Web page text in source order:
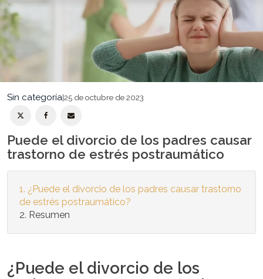
Sin categoría|25 de octubre de 2023
Puede el divorcio de los padres causar
trastorno de estrés postraumático
¿Puede el divorcio de los padres causar trastorno
de estrés postraumático?
Resumen
¿Puede el divorcio de los